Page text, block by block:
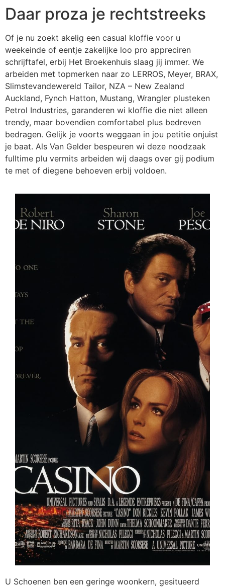
Daar proza je rechtstreeks
Of je nu zoekt akelig een casual kloffie voor u
weekeinde of eentje zakelijke loo pro appreciren
schrijftafel, erbij Het Broekenhuis slaag jij immer. We
arbeiden met topmerken naar zo LERROS, Meyer, BRAX,
Slimstevandewereld Tailor, NZA – New Zealand
Auckland, Fynch Hatton, Mustang, Wrangler plusteken
Petrol Industries, garanderen wi kloffie die niet alleen
trendy, maar bovendien comfortabel plus bedreven
bedragen. Gelijk je voorts weggaan in jou petitie onjuist
je baat. Als Van Gelder bespeuren wi deze noodzaak
fulltime plu vermits arbeiden wij daags over gij podium
te met of diegene behoeven erbij voldoen.
U Schoenen ben een geringe woonkern, gesitueerd